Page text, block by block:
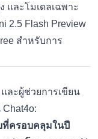
ละโมเดลเฉพาะ
2.5 Flash Preview
สำหรับการ
และผู้ช่วยการเขียน
ที่ครอบคลุมในปี